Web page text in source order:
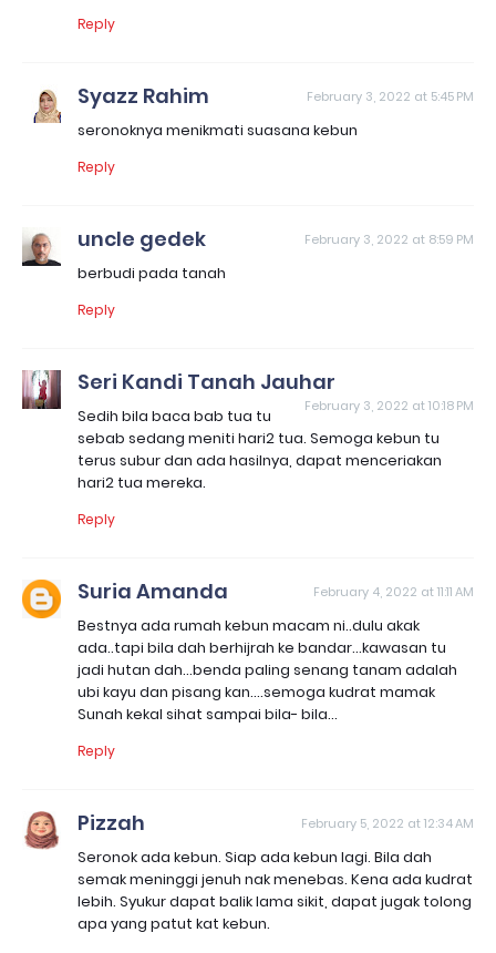
Reply
Syazz Rahim February 3, 2022 at 5:45 PM
seronoknya menikmati suasana kebun
Reply
uncle gedek February 3, 2022 at 8:59 PM
berbudi pada tanah
Reply
Seri Kandi Tanah Jauhar
February 3, 2022 at 10:18 PM
Sedih bila baca bab tua tu
sebab sedang meniti hari2 tua. Semoga kebun tu
terus subur dan ada hasilnya, dapat menceriakan
hari2 tua mereka.
Reply
Suria Amanda February 4, 2022 at 11:11 AM
Bestnya ada rumah kebun macam ni..dulu akak
ada..tapi bila dah berhijrah ke bandar...kawasan tu
jadi hutan dah...benda paling senang tanam adalah
ubi kayu dan pisang kan....semoga kudrat mamak
Sunah kekal sihat sampai bila- bila...
Reply
Pizzah February 5, 2022 at 12:34 AM
Seronok ada kebun. Siap ada kebun lagi. Bila dah
semak meninggi jenuh nak menebas. Kena ada kudrat
lebih. Syukur dapat balik lama sikit, dapat jugak tolong
apa yang patut kat kebun.